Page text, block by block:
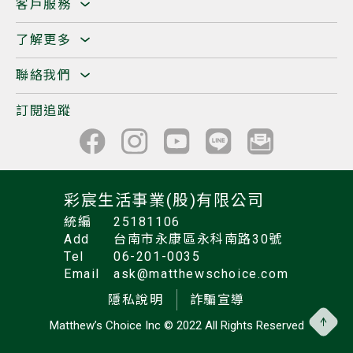
客戶服務
了解更多
聯絡我們
訂閱追蹤
彩宸生活事業(股)有限公司
統編
25181106
Add
台南市永康區永科南路30號
Tel
06-201-0035
Email
ask@matthewschoice.com
隱私說明
詐騙宣導
Matthew’s Choice Inc © 2022 All Rights Reserved